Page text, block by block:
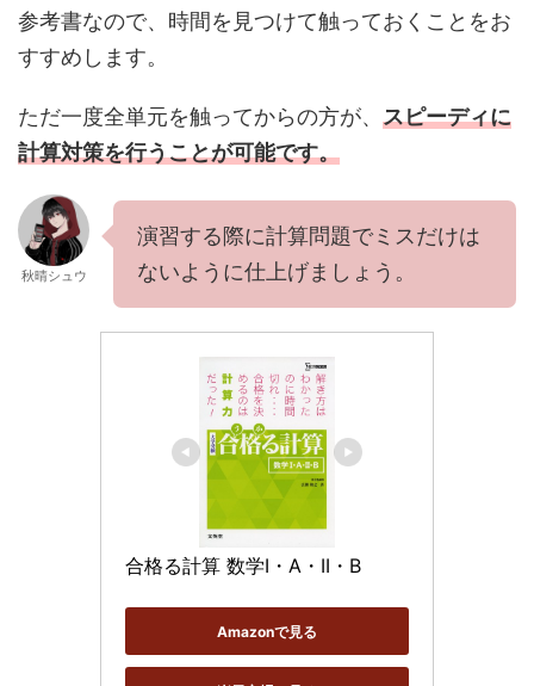
参考書なので、時間を見つけて触っておくことをお
すすめします。
ただ一度全単元を触ってからの方が、 スピーディに
計算対策を行うことが可能です。
秋晴シュウ
演習する際に計算問題でミスだけは
ないように仕上げましょう。
合格る計算 数学I・A・II・B
Amazonで見る